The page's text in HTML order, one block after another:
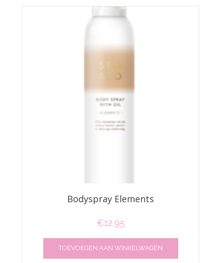
Bodyspray Elements
€12,95
TOEVOEGEN AAN WINKELWAGEN